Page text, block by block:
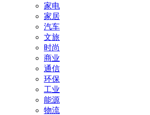
家电
家居
汽车
文旅
时尚
商业
通信
环保
工业
能源
物流